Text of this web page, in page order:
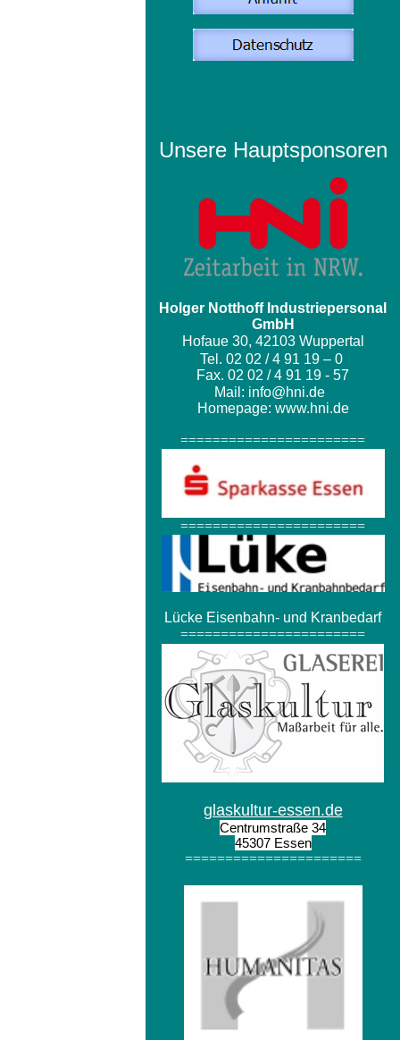
Unsere Hauptsponsoren
Holger Notthoff Industriepersonal
GmbH
Hofaue 30, 42103 Wuppertal
Tel. 02 02 / 4 91 19 – 0
Fax. 02 02 / 4 91 19 - 57
Mail: info@hni.de
Homepage: www.hni.de
=======================
=======================
Lücke Eisenbahn- und Kranbedarf
=======================
glaskultur-essen.de
Centrumstraße 34
45307 Essen
======================